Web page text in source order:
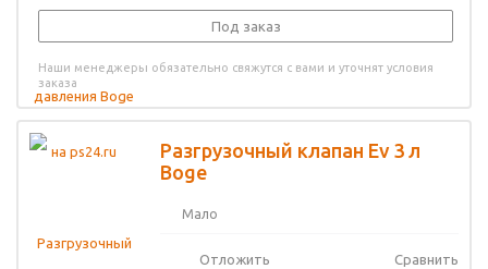
Под заказ
Наши менеджеры обязательно свяжутся с вами и уточнят условия
заказа
Разгрузочный клапан Ev 3 л
Boge
Мало
Отложить Сравнить